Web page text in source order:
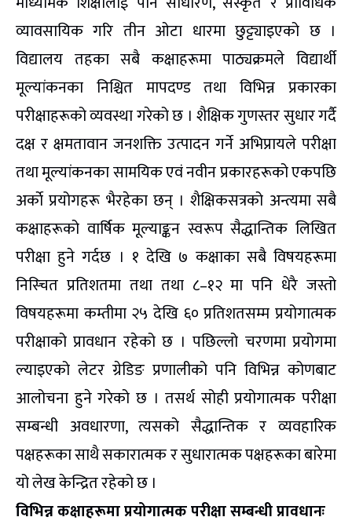
व्यावसायिक गरि तीन ओटा धारमा छुट्ट्याइएको छ ।
विद्यालय तहका सबै कक्षाहरूमा पाठ्यक्रमले विद्यार्थी
मूल्यांकनका निश्चित मापदण्ड तथा विभिन्न प्रकारका
परीक्षाहरूको व्यवस्था गरेको छ । शैक्षिक गुणस्तर सुधार गर्दै
दक्ष र क्षमतावान जनशक्ति उत्पादन गर्ने अभिप्रायले परीक्षा
तथा मूल्यांकनका सामयिक एवं नवीन प्रकारहरूको एकपछि
अर्काे प्रयोगहरू भैरहेका छन् । शैक्षिकसत्रको अन्त्यमा सबै
कक्षाहरूको वार्षिक मूल्याङ्कन स्वरूप सैद्धान्तिक लिखित
परीक्षा हुने गर्दछ । १ देखि ७ कक्षाका सबै विषयहरूमा
निस्चित प्रतिशतमा तथा तथा ८–१२ मा पनि धेरै जस्तो
विषयहरूमा कम्तीमा २५ देखि ६० प्रतिशतसम्म प्रयोगात्मक
परीक्षाको प्रावधान रहेको छ । पछिल्लो चरणमा प्रयोगमा
ल्याइएको लेटर ग्रेडिङ प्रणालीको पनि विभिन्न कोणबाट
आलोचना हुने गरेको छ । तसर्थ सोही प्रयोगात्मक परीक्षा
सम्बन्धी अवधारणा, त्यसको सैद्धान्तिक र व्यवहारिक
पक्षहरूका साथै सकारात्मक र सुधारात्मक पक्षहरूका बारेमा
यो लेख केन्द्रित रहेको छ ।
विभिन्न कक्षाहरूमा प्रयोगात्मक परीक्षा सम्बन्धी प्रावधानः